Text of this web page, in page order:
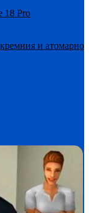
18 Pro
и атомарно